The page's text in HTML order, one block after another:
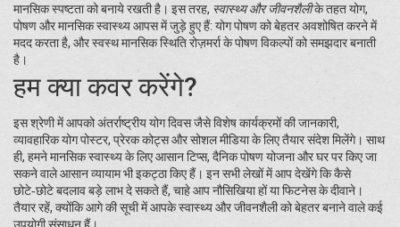
मानसिक स्पष्टता को बनाये रखती है। इस तरह, स्वास्थ्य और जीवनशैलीके तहत योग,
पोषण और मानसिक स्वास्थ्य आपस में जुड़े हुए हैं: योग पोषण को बेहतर अवशोषित करने में
मदद करता है, और स्वस्थ मानसिक स्थिति रोज़मर्रा के पोषण विकल्पों को समझदार बनाती
है।
हम क्या कवर करेंगे?
इस श्रेणी में आपको अंतर्राष्ट्रीय योग दिवस जैसे विशेष कार्यक्रमों की जानकारी,
व्यावहारिक योग पोस्टर, प्रेरक कोट्स और सोशल मीडिया के लिए तैयार संदेश मिलेंगे। साथ
ही, हमने मानसिक स्वास्थ्य के लिए आसान टिप्स, दैनिक पोषण योजना और घर पर किए जा
सकने वाले आसान व्यायाम भी इकट्ठा किए हैं। इन सभी लेखों में आप देखेंगे कि कैसे
छोटे‑छोटे बदलाव बड़े लाभ दे सकते हैं, चाहे आप नौसिखिया हों या फिटनेस के दीवाने।
तैयार रहें, क्योंकि आगे की सूची में आपके स्वास्थ्य और जीवनशैली को बेहतर बनाने वाले कई